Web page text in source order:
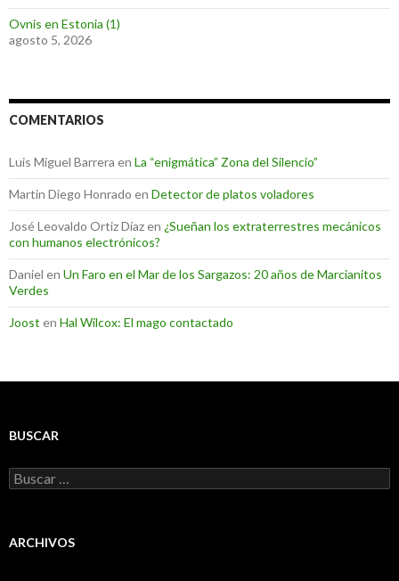
Ovnis en Estonia (1)
agosto 5, 2026
COMENTARIOS
Luis Miguel Barrera en La “enigmática” Zona del Silencio”
Martin Diego Honrado en Detector de platos voladores
José Leovaldo Ortiz Díazen ¿Sueñan los extraterrestres mecánicos
con humanos electrónicos?
Daniel en Un Faro en el Mar de los Sargazos: 20 años de Marcianitos
Verdes
Joost en Hal Wilcox: El mago contactado
BUSCAR
Buscar:
ARCHIVOS